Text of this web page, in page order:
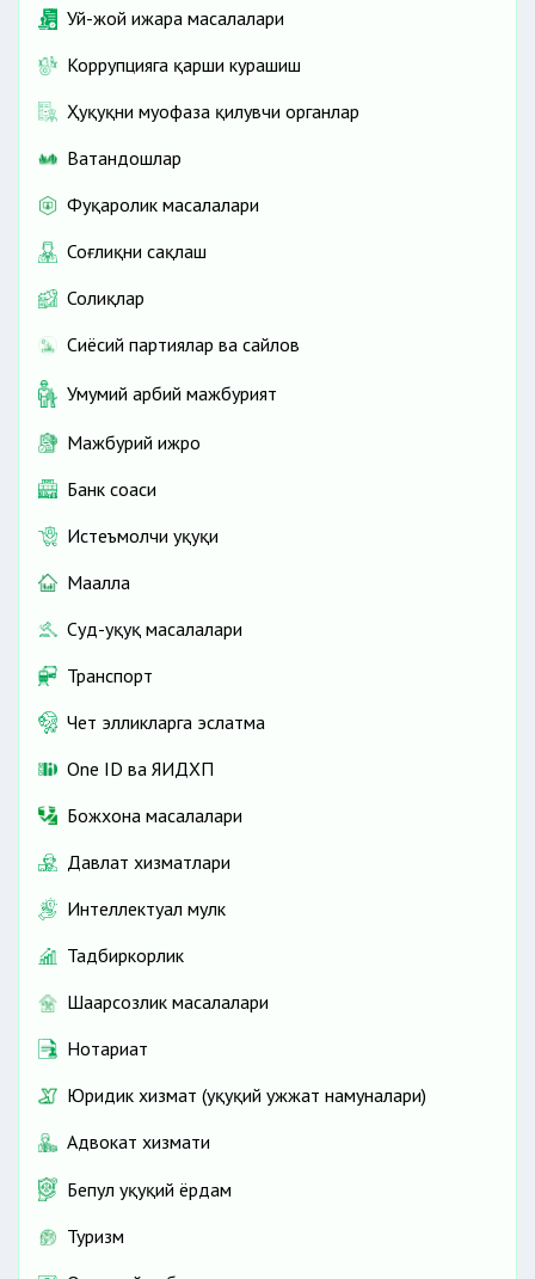
Уй-жой ижара масалалари
Коррупцияга қарши курашиш
Ҳуқуқни муҳофаза қилувчи органлар
Ватандошлар
Фуқаролик масалалари
Соғлиқни сақлаш
Солиқлар
Сиёсий партиялар ва сайлов
Умумий ҳарбий мажбурият
Мажбурий ижро
Банк соҳаси
Истеъмолчи ҳуқуқи
Маҳалла
Суд-ҳуқуқ масалалари
Транспорт
Чет элликларга эслатма
One ID ва ЯИДХП
Божхона масалалари
Давлат хизматлари
Интеллектуал мулк
Тадбиркорлик
Шаҳарсозлик масалалари
Нотариат
Юридик хизмат (ҳуқуқий ҳужжат намуналари)
Адвокат хизмати
Бепул ҳуқуқий ёрдам
Туризм